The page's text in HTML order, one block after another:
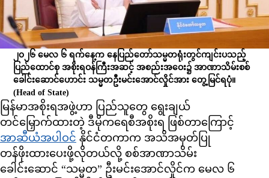
၂၀၂၆ မေလ ၆ ရက်နေ့က နေပြည်တော်သမ္မတရုံးတွင်ကျင်းပသည့်
ပြည်ထောင်စု အစိုးရဝန်ကြီးအဆင့် အစည်းအဝေး၌ အာဏာသိမ်းစစ်
ခေါင်းဆောင်ဟောင်း သမ္မတဦးမင်းအောင်လှိုင်အား တွေ့မြင်ရပုံ။
(Head of State)
မြန်မာအစိုးရအဖွဲ့ဟာ ပြည်သူတွေ ရွေးချယ်
တင်မြှောက်ထားတဲ့ ဒီမိုကရေစီအစိုးရ ဖြစ်တာကြောင့်
အာဆီယံအပါဝင် နိုင်ငံတကာက အသိအမှတ်ပြု
တန်ဖိုးထားပေးဖို့လိုတယ်လို့ စစ်အာဏာသိမ်း
ခေါင်းဆောင် “သမ္မတ” ဦးမင်းအောင်လှိုင်က မေလ ၆